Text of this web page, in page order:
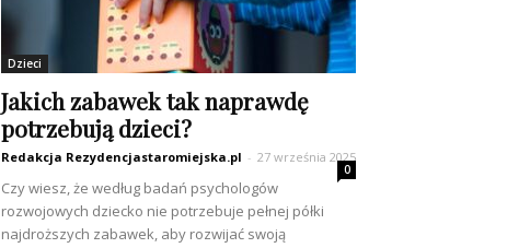
Dzieci
Jakich zabawek tak naprawdę
potrzebują dzieci?
Redakcja Rezydencjastaromiejska.pl - 27 września 2025
0
Czy wiesz, że według badań psychologów
rozwojowych dziecko nie potrzebuje pełnej półki
najdroższych zabawek, aby rozwijać swoją